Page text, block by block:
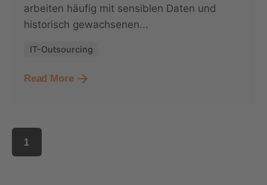
arbeiten häufig mit sensiblen Daten und
historisch gewachsenen...
IT-Outsourcing
Read More
1